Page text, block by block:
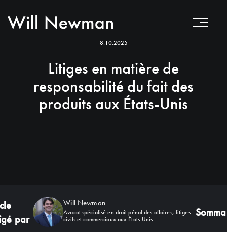
8.10.2025
Litiges en matière de
responsabilité du fait des
produits aux États-Unis
par
Will Newman
Avocat spécialisé en droit pénal des affaires, litiges
civils et commerciaux aux États-Unis